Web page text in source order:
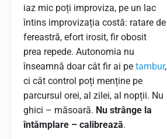
iaz mic poți improviza, pe un lac
întins improvizația costă: ratare de
fereastră, efort irosit, fir obosit
prea repede. Autonomia nu
înseamnă doar cât fir ai pe tambur,
ci cât control poți menține pe
parcursul orei, al zilei, al nopții. Nu
ghici – măsoară. Nu strânge la
întâmplare – calibrează.